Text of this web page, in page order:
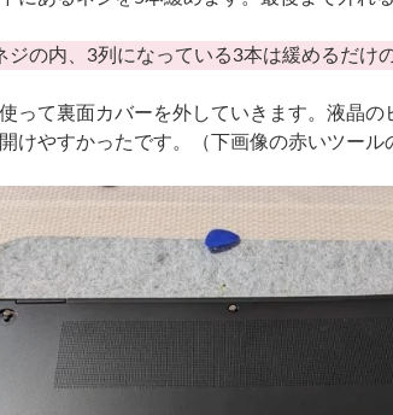
ジの内、3列になっている3本は緩めるだけ
って裏面カバーを外していきます。液晶の
けやすかったです。（下画像の赤いツール